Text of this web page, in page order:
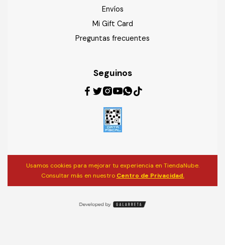
Envíos
Mi Gift Card
Preguntas frecuentes
Seguinos
Usamos cookies para mejorar tu experiencia en TiendaNube.
Consultar más en nuestro Centro de Privacidad.